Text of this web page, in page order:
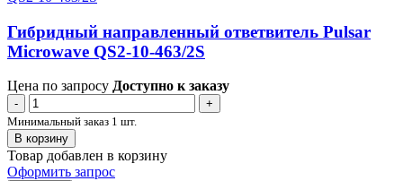
Гибридный направленный ответвитель Pulsar
Microwave QS2-10-463/2S
Цена по запросу Доступно к заказу
-
+
Минимальный заказ 1 шт.
В корзину
Товар добавлен в корзину
Оформить запрос